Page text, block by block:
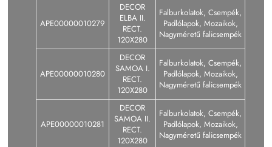
APE00000010279
DECOR
ELBA II.
RECT.
120X280
Falburkolatok, Csempék,
Padlólapok, Mozaikok,
Nagyméretű falicsempék
APE00000010280
DECOR
SAMOA I.
RECT.
120X280
Falburkolatok, Csempék,
Padlólapok, Mozaikok,
Nagyméretű falicsempék
APE00000010281
DECOR
SAMOA II.
RECT.
120X280
Falburkolatok, Csempék,
Padlólapok, Mozaikok,
Nagyméretű falicsempék